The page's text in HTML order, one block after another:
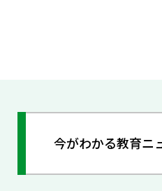
今がわかる教育ニ